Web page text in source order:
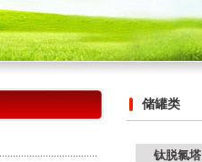
储罐类
钛脱氯塔